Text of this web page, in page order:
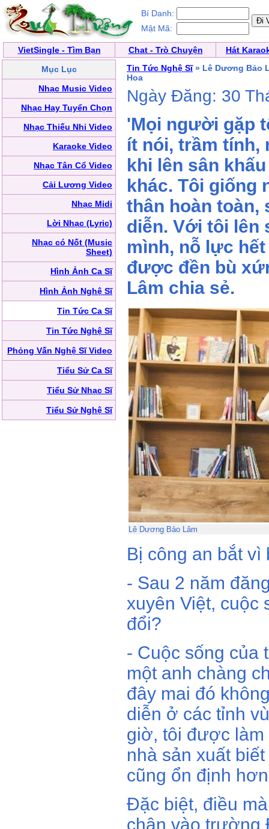
Bí Danh:
Mật Mã:
VietSingle - Tìm Bạn Chat - Trò Chuyện
Hát
Mục Lục
Nhạc Music Video
Nhạc Hay Tuyển Chọn
Nhạc Thiếu Nhi Video
Karaoke Video
Nhạc Tân Cổ Video
Cải Lương Video
Nhạc Midi
Lời Nhạc (Lyric)
Nhạc có Nốt (Music
Sheet)
Hình Ảnh Ca Sĩ
Hình Ảnh Nghệ Sĩ
Tin Tức Ca Sĩ
Tin Tức Nghệ Sĩ
Phỏng Vấn Nghệ Sĩ Video
Tiểu Sử Ca Sĩ
Tiểu Sử Nhạc Sĩ
Tiểu Sử Nghệ Sĩ
Tin Tức Nghệ Sĩ» Lê Dương Bảo
Hoa
Ngày Đăng: 30
'Mọi người gặp
ít nói, trầm tính,
khi lên sân
khác. Tôi giống
thân hoàn toàn,
diễn. Với tôi lên
mình, nỗ lực
được đền bù
Lâm chia sẻ.
Lê Dương Bảo Lâm
Bị công an bắt vì
- Sau 2 năm
xuyên Việt, cuộc
đổi?
- Cuộc sống của
một anh chàng
đây mai đó
diễn ở các tỉnh
giờ, tôi được
nhà sản xuất
cũng ổn định
Đặc biệt, điều
chân vào trường